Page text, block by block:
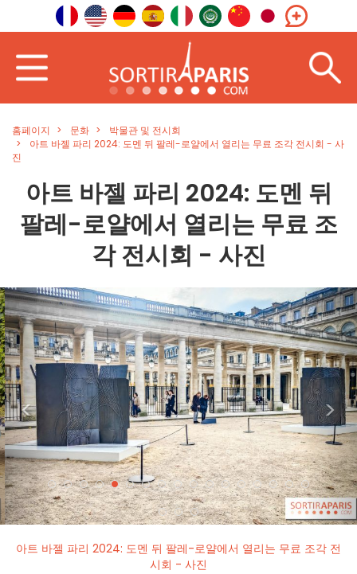
홈페이지 문화
박물관 및 전시회
아트 바젤 파리 2024: 도멘 뒤 팔레-로얄에서 열리는 무료 조각 전시회 - 사
진
아트 바젤 파리 2024: 도멘 뒤
팔레-로얄에서 열리는 무료 조
각 전시회 - 사진
< >
아트 바젤 파리 2024: 도멘 뒤 팔레-로얄에서 열리는 무료 조각 전
시회 - 사진